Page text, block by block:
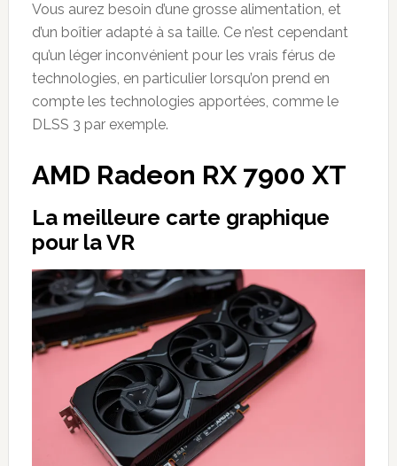
Vous aurez besoin d’une grosse alimentation, et
d’un boîtier adapté à sa taille. Ce n’est cependant
qu’un léger inconvénient pour les vrais férus de
technologies, en particulier lorsqu’on prend en
compte les technologies apportées, comme le
DLSS 3 par exemple.
AMD Radeon RX 7900 XT
La meilleure carte graphique
pour la VR